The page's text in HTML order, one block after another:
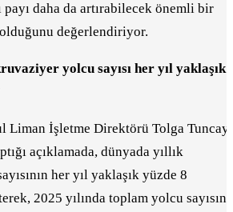
payı daha da artırabilecek önemli bir
değerlendiriyor.
yolcu sayısı her yıl yaklaşık
Liman İşletme Direktörü Tolga Tuncay,
açıklamada, dünyada yıllık
her yıl yaklaşık yüzde 8
2025 yılında toplam yolcu